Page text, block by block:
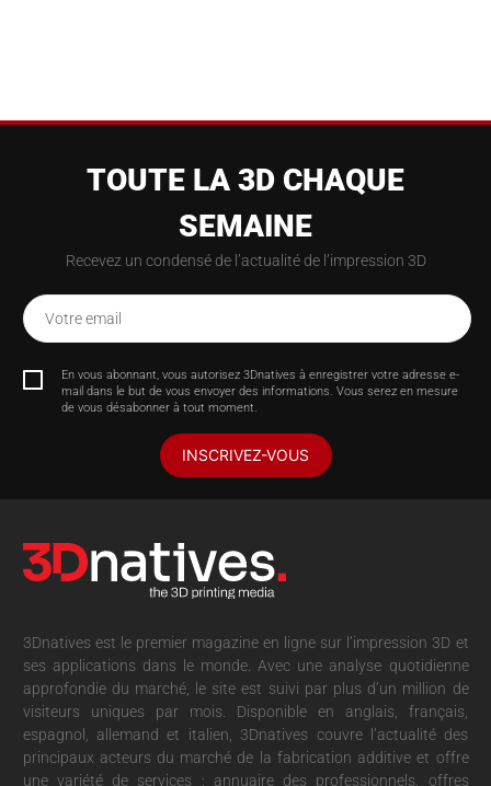
TOUTE LA 3D CHAQUE
SEMAINE
Recevez un condensé de l’actualité de l’impression 3D
Votre email
En vous abonnant, vous autorisez 3Dnatives à enregistrer votre adresse e-
mail dans le but de vous envoyer des informations. Vous serez en mesure
de vous désabonner à tout moment.
INSCRIVEZ-VOUS
3Dnatives est le premier magazine en ligne sur l’impression 3D et
ses applications dans le monde. Avec une analyse quotidienne
approfondie du marché, le site est suivi par plus d’un million de
visiteurs uniques par mois. Disponible en anglais, français,
espagnol, allemand et italien, 3Dnatives couvre l’actualité des
principaux acteurs du marché de la fabrication additive et offre
une variété de services : annuaire des professionnels, offres